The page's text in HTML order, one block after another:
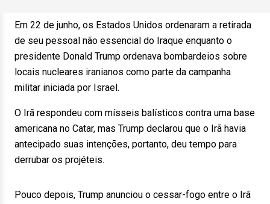
Em 22 de junho, os Estados Unidos ordenaram a retirada
de seu pessoal não essencial do Iraque enquanto o
presidente Donald Trump ordenava bombardeios sobre
locais nucleares iranianos como parte da campanha
militar iniciada por Israel.
O Irã respondeu com mísseis balísticos contra uma base
americana no Catar, mas Trump declarou que o Irã havia
antecipado suas intenções, portanto, deu tempo para
derrubar os projéteis.
Pouco depois, Trump anunciou o cessar-fogo entre o Irã